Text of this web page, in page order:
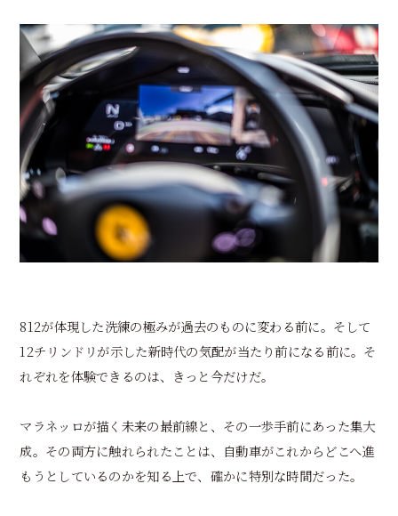
812が体現した洗練の極みが過去のものに変わる前に。そして
12チリンドリが示した新時代の気配が当たり前になる前に。そ
れぞれを体験できるのは、きっと今だけだ。
マラネッロが描く未来の最前線と、その一歩手前にあった集大
成。その両方に触れられたことは、自動車がこれからどこへ進
もうとしているのかを知る上で、確かに特別な時間だった。